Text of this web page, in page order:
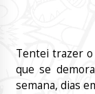
Tentei trazer o
que se
semana, dias